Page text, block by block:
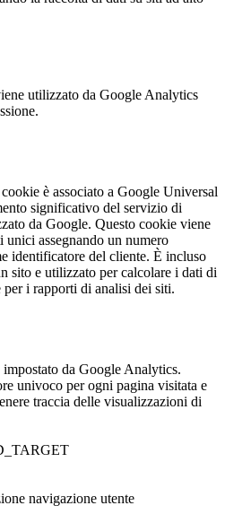
utilizzato da Google Analytics
è associato a Google Universal
significativo del servizio di
da Google. Questo cookie viene
assegnando un numero
identificatore del cliente. È incluso
sito e utilizzato per calcolare i dati di
per i rapporti di analisi dei siti.
da Google Analytics.
univoco per ogni pagina visitata e
traccia delle visualizzazioni di
navigazione utente